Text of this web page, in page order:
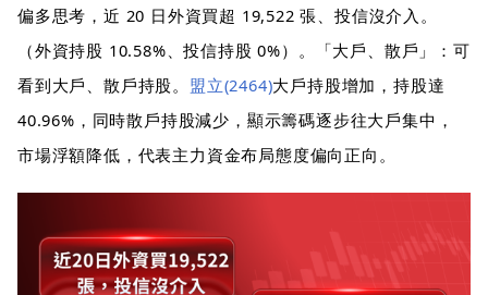
偏多思考，近 20 日外資買超 19,522 張、投信沒介入。
（外資持股 10.58%、投信持股 0%）。「大戶、散戶」：可
看到大戶、散戶持股。 盟立(2464)大戶持股增加，持股達
40.96%，同時散戶持股減少，顯示籌碼逐步往大戶集中，
市場浮額降低，代表主力資金布局態度偏向正向。